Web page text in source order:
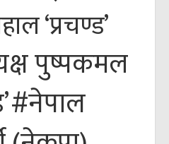
‘प्रचण्ड’
पुष्पकमल
#नेपाल